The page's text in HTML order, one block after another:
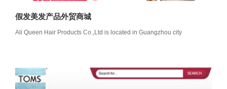
假发美发产品外贸商城
Ali Queen Hair Products Co.,Ltd is located in Guangzhou city